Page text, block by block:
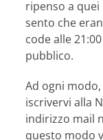
ripenso a quei
sento che
code alle
pubblico.
Ad ogni
iscrivervi alla
indirizzo mail
questo modo